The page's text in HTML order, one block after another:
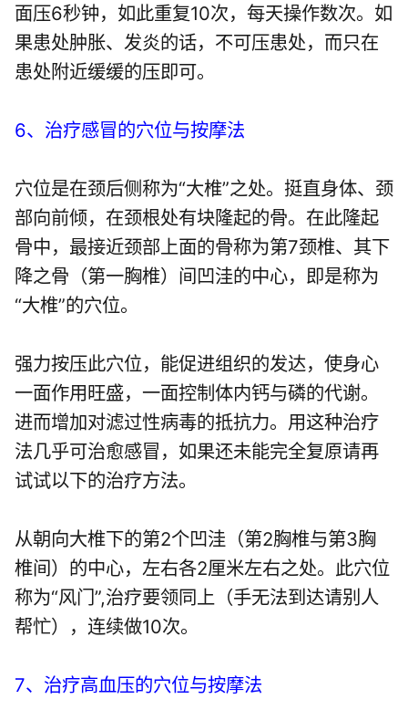
面压6秒钟，如此重复10次，每天操作数次。如
果患处肿胀、发炎的话，不可压患处，而只在
患处附近缓缓的压即可。
6、治疗感冒的穴位与按摩法
穴位是在颈后侧称为“大椎”之处。挺直身体、颈
部向前倾，在颈根处有块隆起的骨。在此隆起
骨中，最接近颈部上面的骨称为第7颈椎、其下
降之骨（第一胸椎）间凹洼的中心，即是称为
“大椎”的穴位。
强力按压此穴位，能促进组织的发达，使身心
一面作用旺盛，一面控制体内钙与磷的代谢。
进而增加对滤过性病毒的抵抗力。用这种治疗
法几乎可治愈感冒，如果还未能完全复原请再
试试以下的治疗方法。
从朝向大椎下的第2个凹洼（第2胸椎与第3胸
椎间）的中心，左右各2厘米左右之处。此穴位
称为“风门”,治疗要领同上（手无法到达请别人
帮忙），连续做10次。
7、治疗高血压的穴位与按摩法